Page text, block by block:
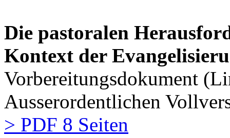
Die pastoralen
Kontext der
Vorbereitungsdokument
Ausserordentlichen
> PDF 8 Seiten